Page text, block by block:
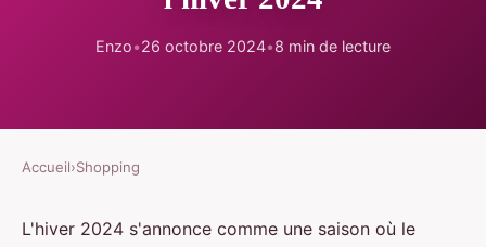
Enzo•26 octobre 2024•8 min de lecture
Accueil›Shopping
L'hiver 2024 s'annonce comme une saison où le